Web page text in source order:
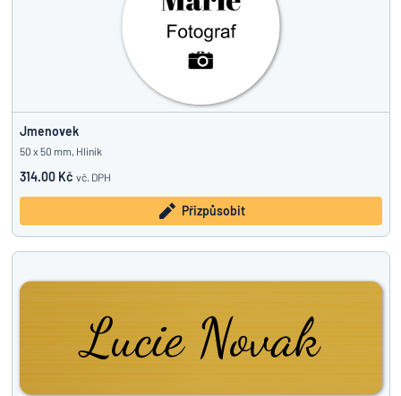
Jmenovek
50 x 50 mm, Hliník
314.00 Kč vč. DPH
Přizpůsobit